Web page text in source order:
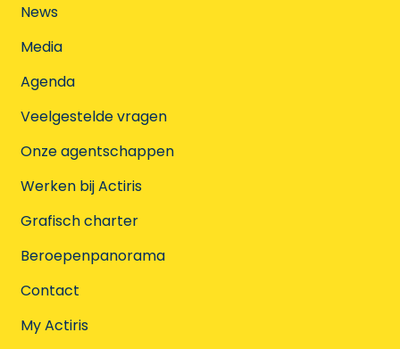
News
Media
Agenda
Veelgestelde vragen
Onze agentschappen
Werken bij Actiris
Grafisch charter
Beroepenpanorama
Contact
My Actiris